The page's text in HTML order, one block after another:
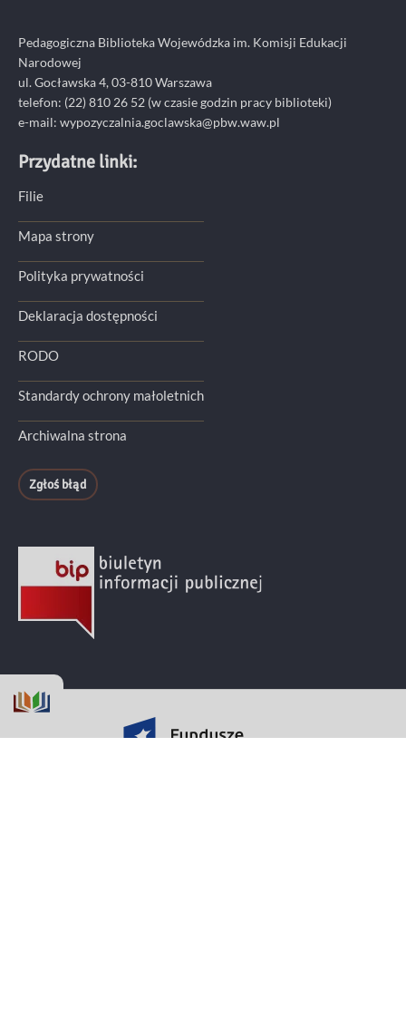
Pedagogiczna Biblioteka Wojewódzka im. Komisji Edukacji
Narodowej
ul. Gocławska 4, 03-810 Warszawa
telefon: (22) 810 26 52 (w czasie godzin pracy biblioteki)
e-mail: wypozyczalnia.goclawska@pbw.waw.pl
Przydatne linki:
Filie
Mapa strony
Polityka prywatności
Deklaracja dostępności
RODO
Standardy ochrony małoletnich
Archiwalna strona
Zgłoś błąd